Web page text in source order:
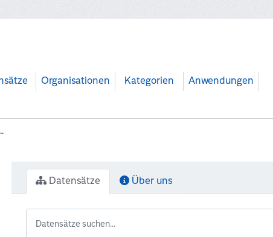
Organisationen Kategorien Anwendungen
Datensätze Über uns